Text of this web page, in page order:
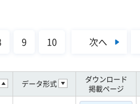
9 10 次へ
データ形式
ダウンロード
掲載ページ